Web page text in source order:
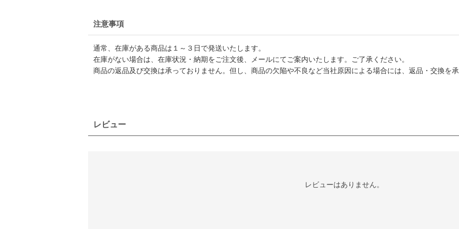
注意事項
通常、在庫がある商品は１～３日で発送いたします。
在庫がない場合は、在庫状況・納期をご注文後、メールにてご案内いたします。ご了承ください。
商品の返品及び交換は承っておりません。但し、商品の欠陥や不良など当社原因による場合には、返品・交換を
レビュー
レビューはありません。